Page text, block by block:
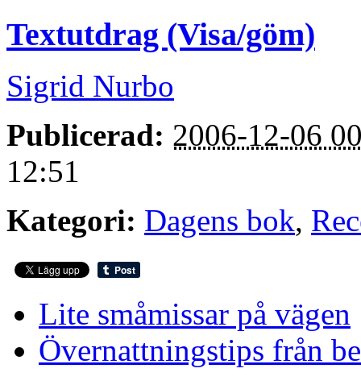
Textutdrag (Visa/göm)
Sigrid Nurbo
Publicerad: 2006-12-06
12:51
Kategori: Dagens bok,
Lite småmissar på vägen
Övernattningstips från